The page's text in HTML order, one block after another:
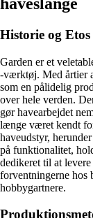
Historie og Etos
Garden er et
-værktøj. Med årtier
som en pålidelig
over hele verden.
gør havearbejdet
længe været kendt
haveudstyr,
på funktionalitet,
dedikeret til at
forventningerne hos
hobbygartnere.